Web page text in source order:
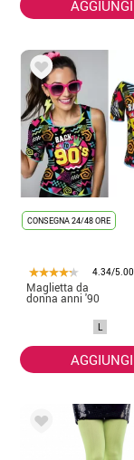
AGGIUNGI
CONSEGNA 24/48 ORE
4.34/5.00
Maglietta da
donna anni '90
L
AGGIUNGI